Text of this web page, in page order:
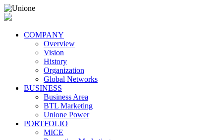
COMPANY
Overview
Vision
History
Organization
Global Networks
BUSINESS
Business Area
BTL Marketing
Unione Power
PORTFOLIO
MICE